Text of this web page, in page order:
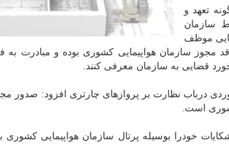
تعهد و
سازمان
موظف
مجوز سازمان هواپیمایی کشوری بوده و مبادرت به
قضایی به سازمان معرفی کنند.
درباب نظارت بر پروازهای چارتری افزود: صدور
است.